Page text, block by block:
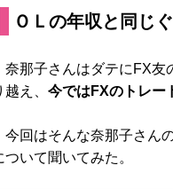
ＯＬの年収と同じ
那子さんはダテにFX友
越え、 今ではFXのトレー
回はそんな奈那子さん
ついて聞いてみた。